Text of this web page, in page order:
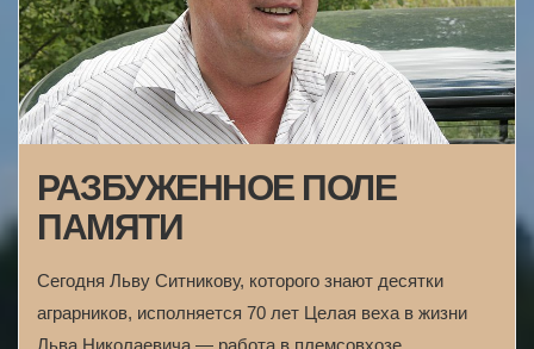
РАЗБУЖЕННОЕ ПОЛЕ
ПАМЯТИ
Сегодня Льву Ситникову, которого знают десятки
аграрников, исполняется 70 лет Целая веха в жизни